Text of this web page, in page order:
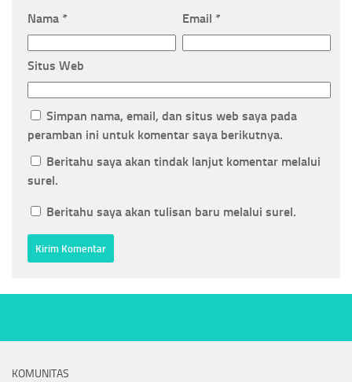
Nama * Email *
Situs Web
Simpan nama, email, dan situs web saya pada
peramban ini untuk komentar saya berikutnya.
Beritahu saya akan tindak lanjut komentar melalui
surel.
Beritahu saya akan tulisan baru melalui surel.
KOMUNITAS